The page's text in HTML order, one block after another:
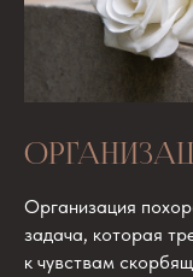
Организация
задача, которая
к чувствам